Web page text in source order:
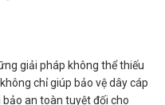
giải pháp không thể thiếu
chỉ giúp bảo vệ dây cáp
an toàn tuyệt đối cho